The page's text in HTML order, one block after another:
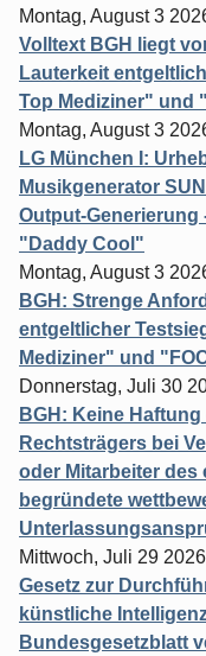
Montag, August 3
Volltext BGH liegt
Lauterkeit
Top Mediziner" und
Montag, August 3
LG München I:
Musikgenerator
Output-
"Daddy Cool"
Montag, August 3
BGH: Strenge
entgeltlicher
Mediziner" und
Donnerstag, Juli 30
BGH: Keine
Rechtsträgers bei
oder Mitarbeiter
begründete
Mittwoch, Juli 29 2026
Gesetz zur
künstliche
Bundesgesetzblatt